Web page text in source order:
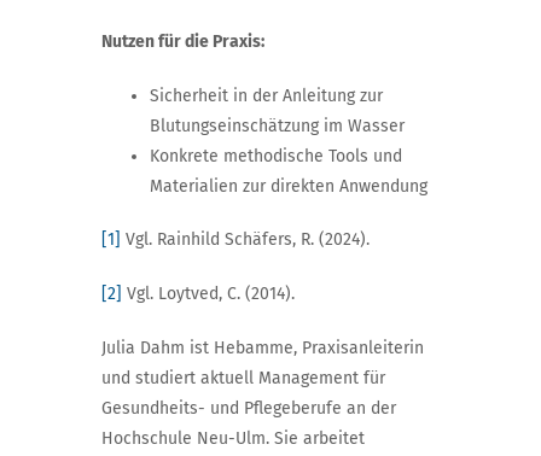
Nutzen für die Praxis:
Sicherheit in der Anleitung zur
Blutungseinschätzung im Wasser
Konkrete methodische Tools und
Materialien zur direkten Anwendung
[1] Vgl. Rainhild Schäfers, R. (2024).
[2] Vgl. Loytved, C. (2014).
Julia Dahm ist Hebamme, Praxisanleiterin
und studiert aktuell Management für
Gesundheits- und Pflegeberufe an der
Hochschule Neu-Ulm. Sie arbeitet